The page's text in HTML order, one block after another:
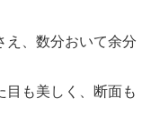
え、数分おいて余分
目も美しく、断面も